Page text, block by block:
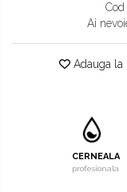
Cod
Ai
Adauga la
CERNEALA
profesionala